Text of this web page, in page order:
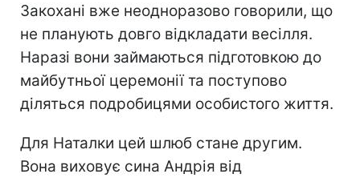
Закохані вже неодноразово говорили, що
не планують довго відкладати весілля.
Наразі вони займаються підготовкою до
майбутньої церемонії та поступово
діляться подробицями особистого життя.
Для Наталки цей шлюб стане другим.
Вона виховує сина Андрія від